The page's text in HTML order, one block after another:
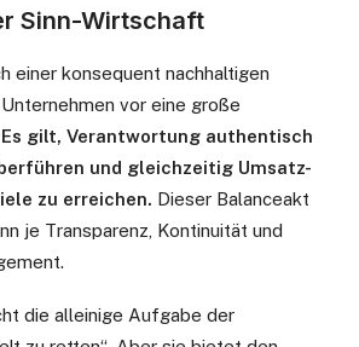
Sinn-Wirtschaft
einer konsequent nachhaltigen
vor eine große
Es gilt, Verantwortung authentisch
und gleichzeitig Umsatz-
zu erreichen. Dieser Balanceakt
je Transparenz, Kontinuität und
die alleinige Aufgabe der